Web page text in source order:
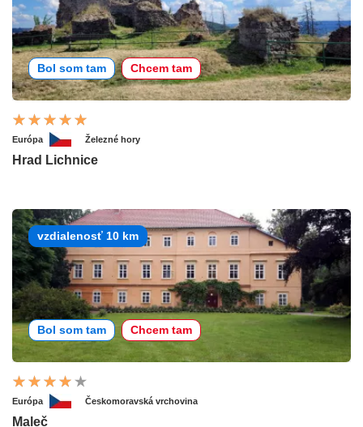
Bol som tam Chcem tam
Európa Železné hory
Hrad Lichnice
vzdialenosť 10 km
Bol som tam Chcem tam
Európa Českomoravská vrchovina
Maleč